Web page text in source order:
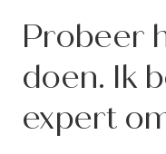
Probeer
doen. Ik
expert